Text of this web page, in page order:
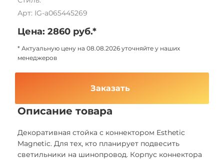
Арт: IG-a065445269
Цена: 2860 руб.*
* Актуальную цену на 08.08.2026 уточняйте у наших
менеджеров
Заказать
Описание товара
Декоративная стойка с коннектором Esthetic
Magnetic. Для тех, кто планирует подвесить
светильники на шинопровод. Корпус коннектора